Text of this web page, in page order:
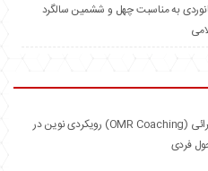
به مناسبت چهل و ششمین سالگرد
مدل مداخله‌ای عمرائی (OMR Coaching) رویکردی نوین در
فردی